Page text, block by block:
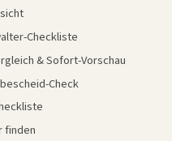
Checkliste
& Sofort-Vorschau
Check
finden